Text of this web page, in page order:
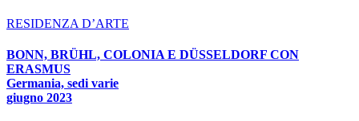
RESIDENZA D’ARTE
BONN, BRÜHL, COLONIA E DÜSSELDORF CON
ERASMUS
Germania, sedi varie
giugno 2023